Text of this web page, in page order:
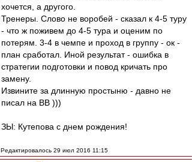
хочется, а другого.
Тренеры. Слово не воробей - сказал к 4-5 туру
- что ж поживем до 4-5 тура и оценим по
потерям. 3-4 в чемпе и проход в группу - ок -
план сработал. Иной результат - ошибка в
стратегии подготовки и повод кричать про
замену.
Извините за длинную простыню - давно не
писал на ВВ )))
ЗЫ: Кутепова с днем рождения!
Редактировалось 29 июл 2016 11:15